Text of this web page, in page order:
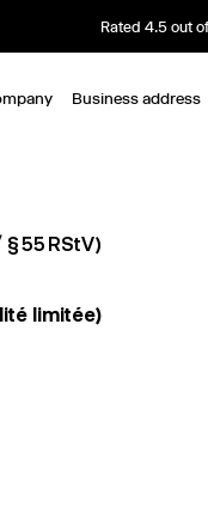
Rated 4.5 out
Business address
55 RStV)
limitée)